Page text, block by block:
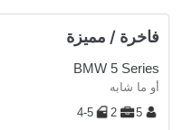
فاخرة / مميزة
BMW 5 Series
أو ما شابه
5
2
4-5